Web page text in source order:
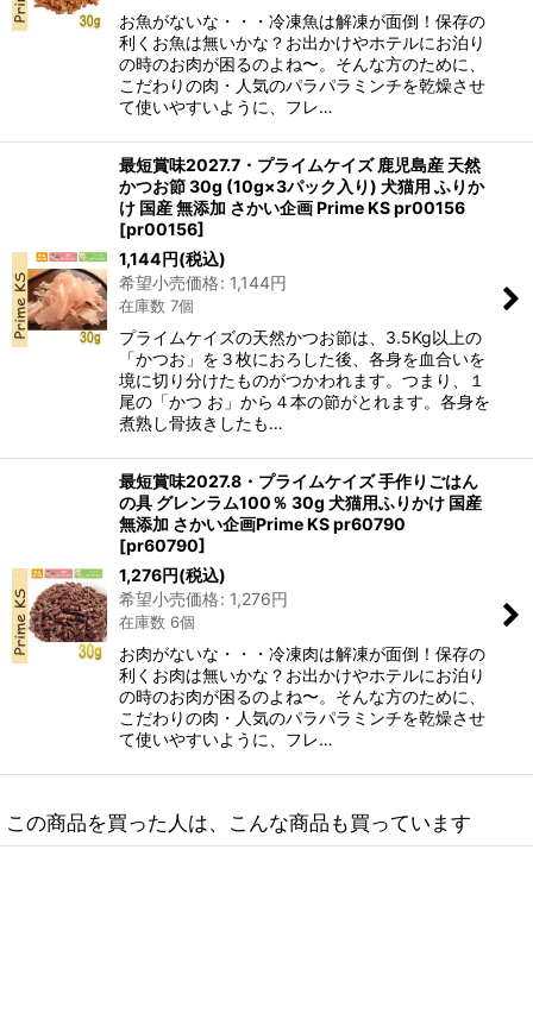
お魚がないな・・・冷凍魚は解凍が面倒！保存の
利くお魚は無いかな？お出かけやホテルにお泊り
の時のお肉が困るのよね〜。そんな方のために、
こだわりの肉・人気のパラパラミンチを乾燥させ
て使いやすいように、フレ…
最短賞味2027.7・プライムケイズ 鹿児島産 天然
かつお節 30g (10g×3パック入り) 犬猫用 ふりか
け 国産 無添加 さかい企画 Prime KS pr00156
[pr00156]
1,144円(税込)
希望小売価格: 1,144円
在庫数 7個
プライムケイズの天然かつお節は、3.5Kg以上の
「かつお」を３枚におろした後、各身を血合いを
境に切り分けたものがつかわれます。つまり、１
尾の「かつ お」から４本の節がとれます。各身を
煮熟し骨抜きしたも…
最短賞味2027.8・プライムケイズ 手作りごはん
の具 グレンラム100％ 30g 犬猫用ふりかけ 国産
無添加 さかい企画Prime KS pr60790
[pr60790]
1,276円(税込)
希望小売価格: 1,276円
在庫数 6個
お肉がないな・・・冷凍肉は解凍が面倒！保存の
利くお肉は無いかな？お出かけやホテルにお泊り
の時のお肉が困るのよね〜。そんな方のために、
こだわりの肉・人気のパラパラミンチを乾燥させ
て使いやすいように、フレ…
この商品を買った人は、こんな商品も買っています